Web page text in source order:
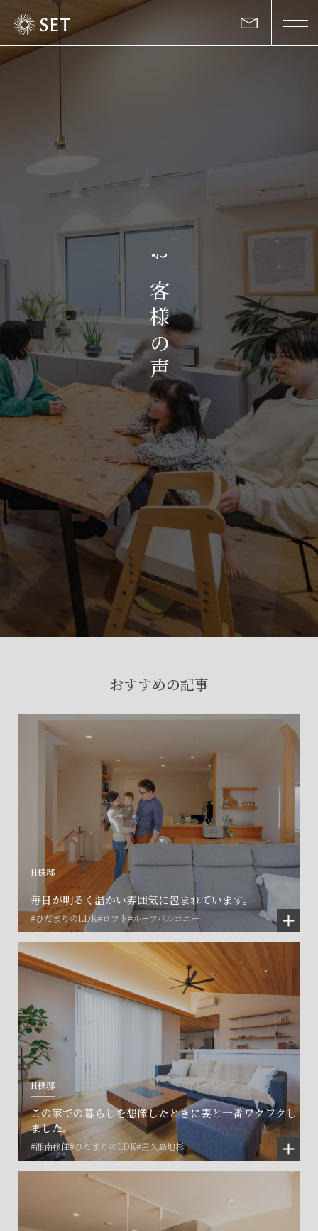
お
客
様
の
声
おすすめの記事
H様邸
毎日が明るく温かい雰囲気に包まれています。
#ひだまりのLDK#ロフト#ルーフバルコニー
H様邸
この家での暮らしを想像したときに妻と一番ワクワクし
ました。
#湘南移住#ひだまりのLDK#屋久島地杉
物件一覧
お客様の声
お知らせ・イベント
会社概要・アクセス
スタッフ紹介
プライバシーポリシー
賃貸管理サイトはこちら
会社に関することや物件についての
お問い合わせはこちらから
土地の活用・賃貸経営に関する
ご相談はこちら
©SET inc.